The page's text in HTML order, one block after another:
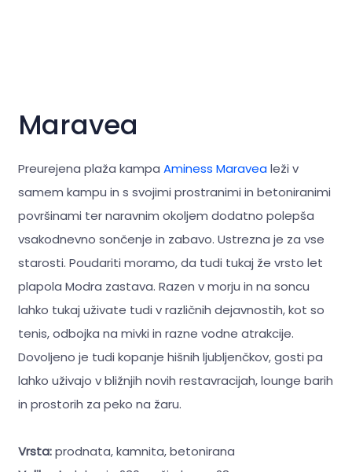
Maravea
Preurejena plaža kampa Aminess Maravealeži v
samem kampu in s svojimi prostranimi in betoniranimi
površinami ter naravnim okoljem dodatno polepša
vsakodnevno sončenje in zabavo. Ustrezna je za vse
starosti. Poudariti moramo, da tudi tukaj že vrsto let
plapola Modra zastava. Razen v morju in na soncu
lahko tukaj uživate tudi v različnih dejavnostih, kot so
tenis, odbojka na mivki in razne vodne atrakcije.
Dovoljeno je tudi kopanje hišnih ljubljenčkov, gosti pa
lahko uživajo v bližnjih novih restavracijah, lounge barih
in prostorih za peko na žaru.
Vrsta:prodnata, kamnita, betonirana